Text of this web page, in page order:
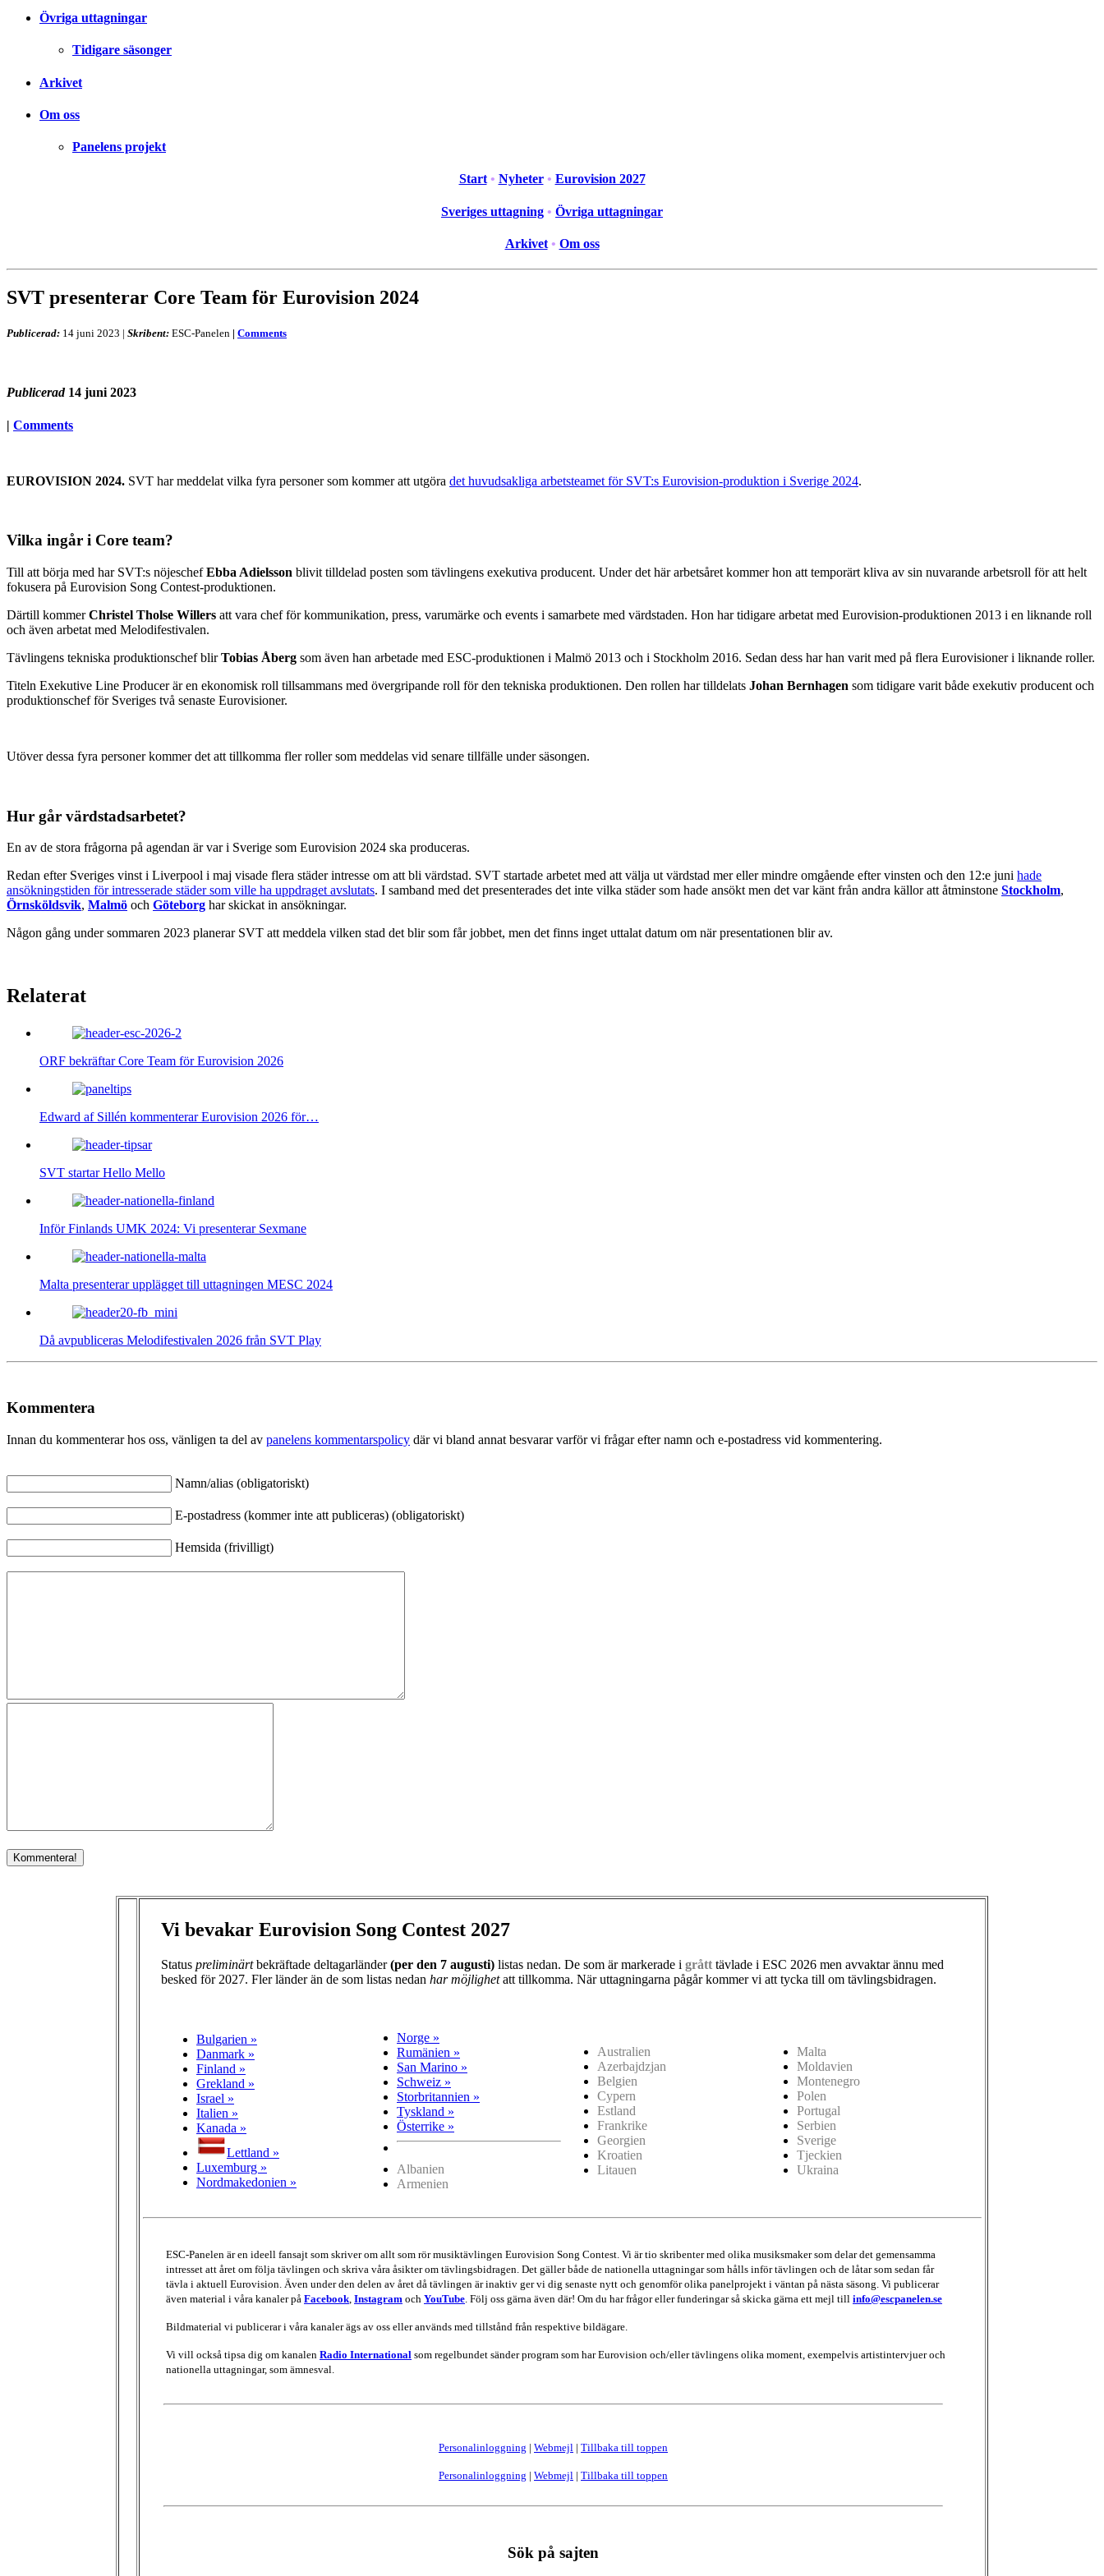
Övriga uttagningar
Tidigare säsonger
Arkivet
Om oss
Panelens projekt
Start • Nyheter • Eurovision 2027
Sveriges uttagning • Övriga uttagningar
Arkivet • Om oss
SVT presenterar Core Team för Eurovision 2024
Publicerad: 14 juni 2023 | Skribent: ESC-Panelen | Comments
Publicerad 14 juni 2023
| Comments
EUROVISION 2024. SVT har meddelat vilka fyra personer som kommer att utgöra det huvudsakliga arbetsteamet för SVT:s Eurovision-produktion i Sverige 2024.
Vilka ingår i Core team?
Till att börja med har SVT:s nöjeschefEbba Adielsson blivit tilldelad posten som tävlingens exekutiva producent. Under det här arbetsåret kommer hon att temporärt kliva av sin nuvarande arbetsroll för att helt
fokusera på Eurovision Song Contest-produktionen.
Därtill kommerChristel Tholse Willers att vara chef för kommunikation, press, varumärke och events i samarbete med värdstaden. Hon har tidigare arbetat med Eurovision-produktionen 2013 i en liknande roll
och även arbetat med Melodifestivalen.
Tävlingens tekniska produktionschef blirTobias Åberg som även han arbetade med ESC-produktionen i Malmö 2013 och i Stockholm 2016. Sedan dess har han varit med på flera Eurovisioner i liknande roller.
Titeln Exekutive Line Producer är en ekonomisk roll tillsammans med övergripande roll för den tekniska produktionen. Den rollen har tilldelats Johan Bernhagen som tidigare varit både exekutiv producent och
produktionschef för Sveriges två senaste Eurovisioner.
Utöver dessa fyra personer kommer det att tillkomma fler roller som meddelas vid senare tillfälle under säsongen.
Hur går värdstadsarbetet?
En av de stora frågorna på agendan är var i Sverige som Eurovision 2024 ska produceras.
Redan efter Sveriges vinst i Liverpool i maj visade flera städer intresse om att bli värdstad. SVT startade arbetet med att välja ut värdstad mer eller mindre omgående efter vinsten och den 12:e juni hade
ansökningstiden för intresserade städer som ville ha uppdraget avslutats. I samband med det presenterades det inte vilka städer som hade ansökt men det var känt från andra källor att åtminstone Stockholm,
Örnsköldsvik, Malmö och Göteborg har skickat in ansökningar.
Någon gång under sommaren 2023 planerar SVT att meddela vilken stad det blir som får jobbet, men det finns inget uttalat datum om när presentationen blir av.
Relaterat
ORF bekräftar Core Team för Eurovision 2026
Edward af Sillén kommenterar Eurovision 2026 för…
SVT startar Hello Mello
Inför Finlands UMK 2024: Vi presenterar Sexmane
Malta presenterar upplägget till uttagningen MESC 2024
Då avpubliceras Melodifestivalen 2026 från SVT Play
Kommentera
Innan du kommenterar hos oss, vänligen ta del av panelens kommentarspolicy där vi bland annat besvarar varför vi frågar efter namn och e-postadress vid kommentering.
Namn/alias (obligatoriskt)
E-postadress (kommer inte att publiceras) (obligatoriskt)
Hemsida (frivilligt)
Vi bevakar Eurovision Song Contest 2027
Status preliminärtbekräftade deltagarländer(per den 7 augusti) listas nedan. De som är markerade i grått tävlade i ESC 2026 men avvaktar ännu med
besked för 2027. Fler länder än de som listas nedan har möjlighetatt tillkomma. När uttagningarna pågår kommer vi att tycka till om tävlingsbidragen.
Bulgarien »
Danmark »
Finland »
Grekland »
Israel »
Italien »
Kanada »
Lettland »
Luxemburg »
Nordmakedonien »
Norge »
Rumänien »
San Marino »
Schweiz »
Storbritannien »
Tyskland »
Österrike »
Albanien
Armenien
Australien
Azerbajdzjan
Belgien
Cypern
Estland
Frankrike
Georgien
Kroatien
Litauen
Malta
Moldavien
Montenegro
Polen
Portugal
Serbien
Sverige
Tjeckien
Ukraina
ESC-Panelen är en ideell fansajt som skriver om allt som rör musiktävlingen Eurovision Song Contest. Vi är tio skribenter med olika musiksmaker som delar det gemensamma
intresset att året om följa tävlingen och skriva våra åsikter om tävlingsbidragen. Det gäller både de nationella uttagningar som hålls inför tävlingen och de låtar som sedan får
tävla i aktuell Eurovision. Även under den delen av året då tävlingen är inaktiv ger vi dig senaste nytt och genomför olika panelprojekt i väntan på nästa säsong. Vi publicerar
även material i våra kanaler på Facebook Instagram och YouTube . Följ oss gärna även där! Om du har frågor eller funderingar så skicka gärna ett mejl till info@escpanelen.se
Bildmaterial vi publicerar i våra kanaler ägs av oss eller används med tillstånd från respektive bildägare.
Vi vill också tipsa dig om kanalen Radio International som regelbundet sänder program som har Eurovision och/eller tävlingens olika moment, exempelvis artistintervjuer och
nationella uttagningar, som ämnesval.
Personalinloggning | Webmejl | Tillbaka till toppen
Personalinloggning | Webmejl | Tillbaka till toppen
Sök på sajten